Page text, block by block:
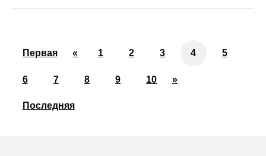
Первая « 1 2 3 4 5
6 7 8 9 10 »
Последняя